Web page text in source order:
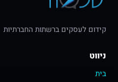
קידום לעסקים ברשתות החברתיות
ניווט
בית